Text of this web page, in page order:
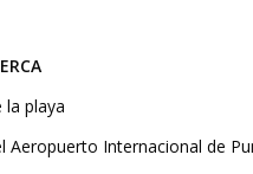
la playa
Aeropuerto Internacional de